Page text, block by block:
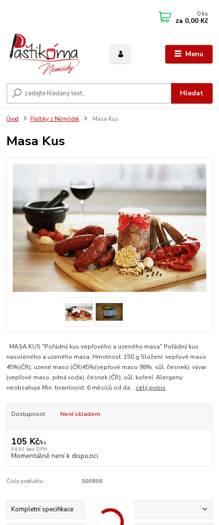
Menu
Hledat
0 ks
za 0,00 Kč
Úvod Paštiky z Němčiček Masa Kus
Masa Kus
MASA KUS "Pořádný kus vepřového a uzeného masa" Pořádný kus
nasoleného a uzeného masa. Hmotnost: 150 g Složení: vepřové maso
45%(ČR), uzené maso (ČR)45%(vepřové maso 98%, sůl, česnek), vývar
(vepřové maso, pitná voda), česnek (ČR), sůl, koření. Alergeny:
neobsahuje Min. trvanlivost: 6 měsíců od da... celý popis
Dostupnost Není skladem
105 Kč/ks
94 Kč bez DPH
Momentálně není k dispozici
Číslo produktu: 500800
Kompletní specifikace